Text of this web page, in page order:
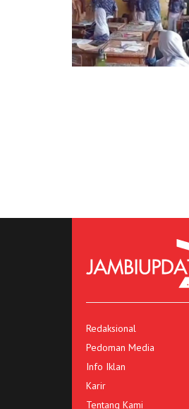
Redaksional
Pedoman Media
Info Iklan
Karir
Tentang Kami